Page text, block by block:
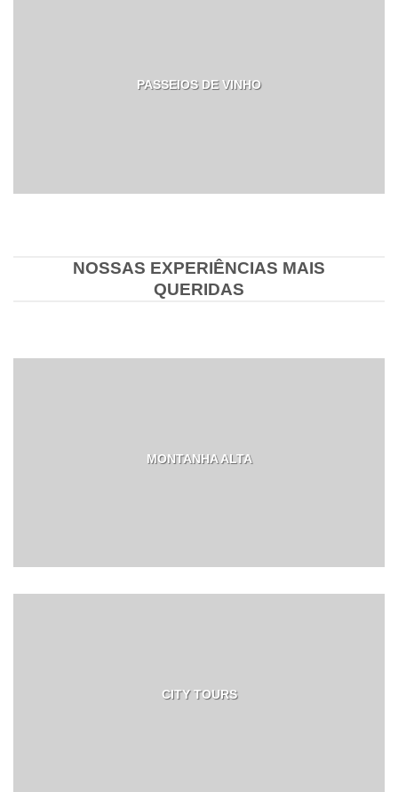
PASSEIOS DE VINHO
NOSSAS EXPERIÊNCIAS MAIS
QUERIDAS
MONTANHA ALTA
CITY TOURS